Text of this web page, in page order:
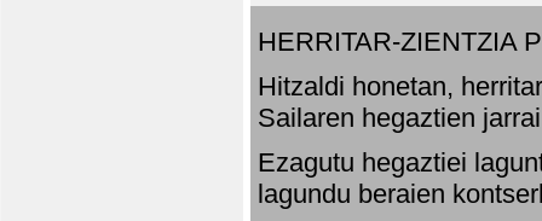
HERRITAR-ZIENTZIA
Hitzaldi honetan,
Sailaren hegaztien
Ezagutu hegaztiei
lagundu beraien